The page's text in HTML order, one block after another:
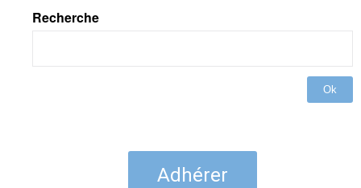
Recherche
Ok
Adhérer